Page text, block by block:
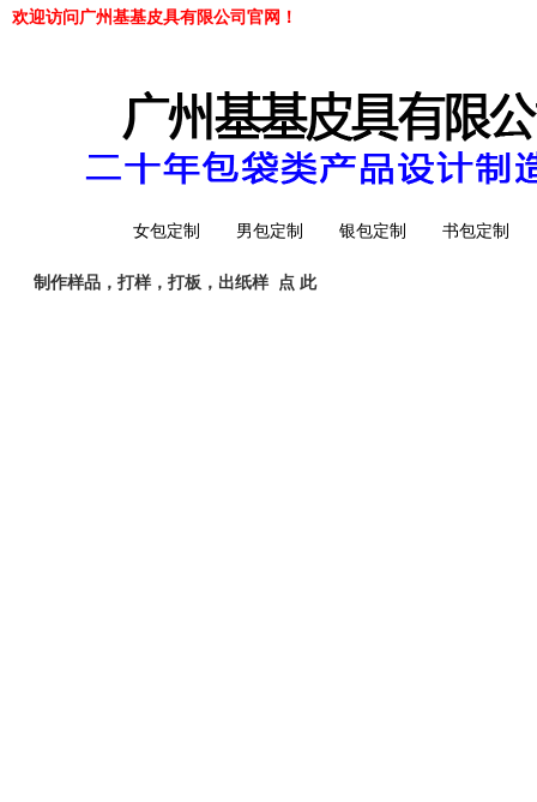
欢迎访问广州基基皮具有限公司官网！
女包定制 男包定制 银包定制 书包定制
工厂简介
制作样品，打样，打板，出纸样 点 此